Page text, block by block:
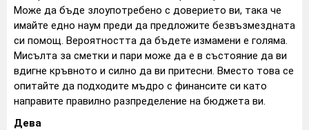
Може да бъде злоупотребено с доверието ви, така че
имайте едно наум преди да предложите безвъзмездната
си помощ. Вероятността да бъдете измамени е голяма.
Мисълта за сметки и пари може да е в състояние да ви
вдигне кръвното и силно да ви притесни. Вместо това се
опитайте да подходите мъдро с финансите си като
направите правилно разпределение на бюджета ви.
Дева